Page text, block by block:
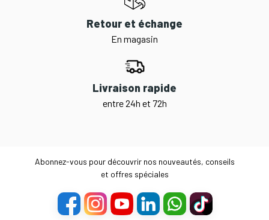
Retour et échange
En magasin
Livraison rapide
entre 24h et 72h
Abonnez-vous pour découvrir nos nouveautés, conseils
et offres spéciales